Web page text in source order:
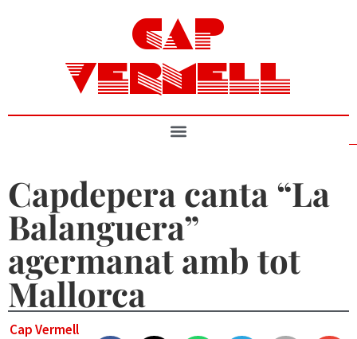
CAP
VERMELL
Capdepera canta “La
Balanguera”
agermanat amb tot
Mallorca
Cap Vermell